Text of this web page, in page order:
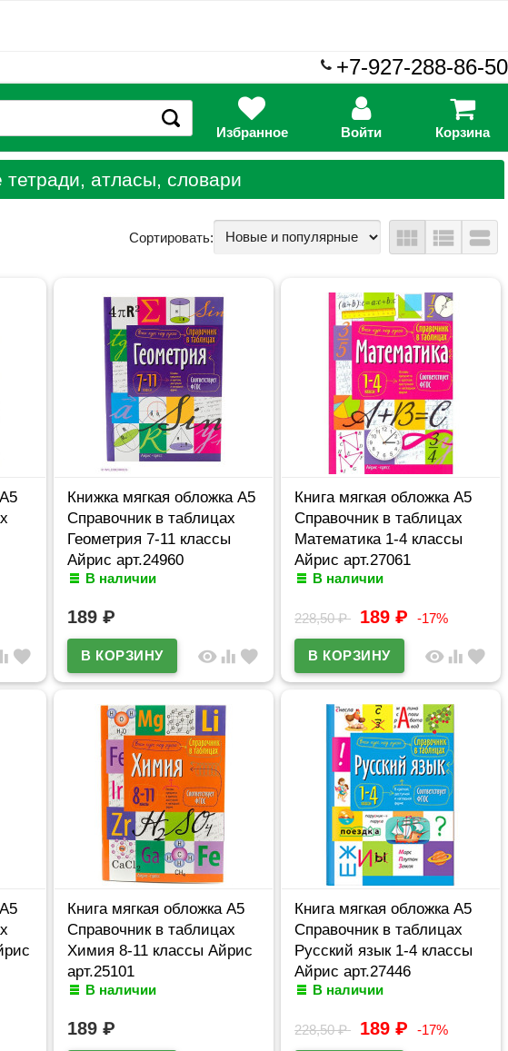
+7-927-288-86-50
Избранное Войти Корзина
тетради, атласы, словари
Сортировать: view_module view_list view_stream
favorite
Книжка мягкая обложка А5
Справочник в таблицах
Геометрия 7-11 классы
Айрис арт.24960
В наличии
189 ₽
visibility equalizer favorite
Книга мягкая обложка А5
Справочник в таблицах
Математика 1-4 классы
Айрис арт.27061
В наличии
228,50₽ 189₽ -17%
visibility equalizer favorite
Книга мягкая обложка А5
Справочник в таблицах
Химия 8-11 классы Айрис
арт.25101
В наличии
189 ₽
Книга мягкая обложка А5
Справочник в таблицах
Русский язык 1-4 классы
Айрис арт.27446
В наличии
228,50₽ 189₽ -17%